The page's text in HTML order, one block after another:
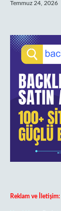
Temmuz 24, 2026
Reklam ve İletişim: